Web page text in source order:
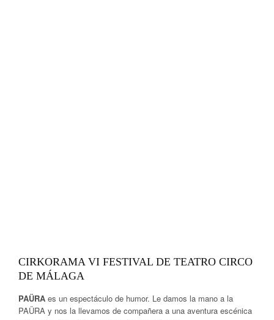
CIRKORAMA VI FESTIVAL DE TEATRO CIRCO
DE MÁLAGA
PAÜRA es un espectáculo de humor. Le damos la mano a la
PAÜRA y nos la llevamos de compañera a una aventura escénica